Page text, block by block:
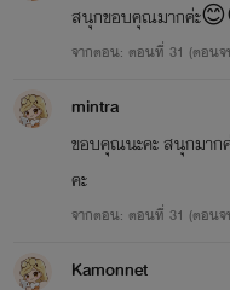
สนุกขอบคุณมากค่ะ
จากตอน: ตอนที่ 31 (ตอนจ
mintra
ขอบคุณนะคะ สนุกมาก
คะ
จากตอน: ตอนที่ 31 (ตอนจ
Kamonnet